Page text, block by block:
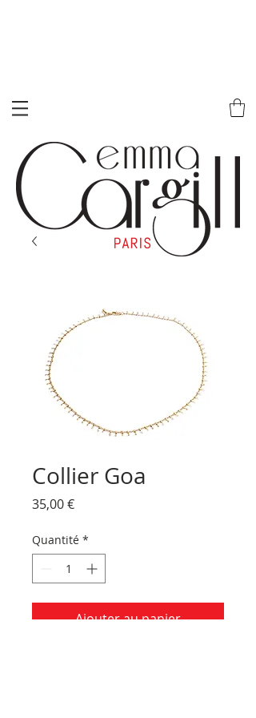
Collier Goa
35,00 €Prix
Quantité *
Ajouter au panier